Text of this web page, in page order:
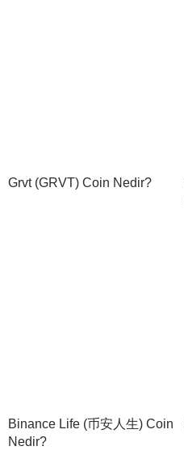
Grvt (GRVT) Coin Nedir?
Binance Life (币安人生) Coin
Nedir?